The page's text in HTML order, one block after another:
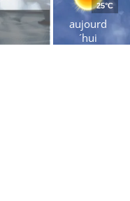
aujourd
´hui
25°C